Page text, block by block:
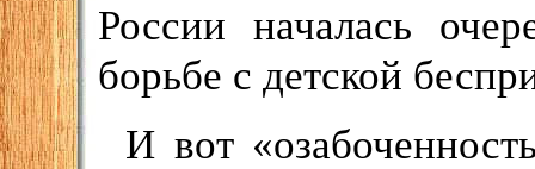
России началась
борьбе с детской
И вот